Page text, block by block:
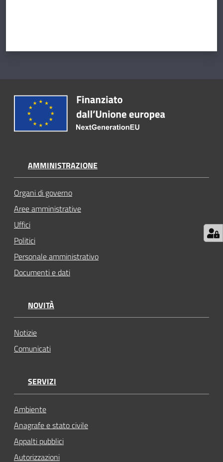
AMMINISTRAZIONE
Organi di governo
Aree amministrative
Uffici
Politici
Personale amministrativo
Documenti e dati
NOVITÀ
Notizie
Comunicati
SERVIZI
Ambiente
Anagrafe e stato civile
Appalti pubblici
Autorizzazioni